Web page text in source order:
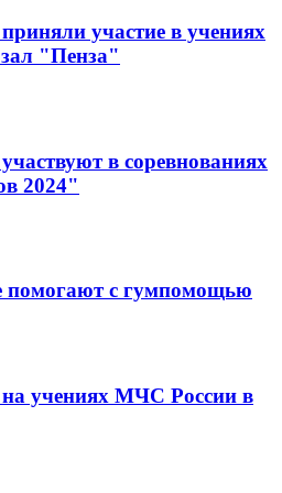
участие в учениях
"Пенза"
в соревнованиях
2024"
помогают с гумпомощью
учениях МЧС России в